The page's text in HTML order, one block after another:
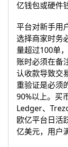
亿钱包或硬件
平台对新手用
选择商家时务
量超过100单
账时必须在备
认收款导致交
重验证是必须
90%以上。买
Ledger、
欧亿平台日活
亿美元，用户